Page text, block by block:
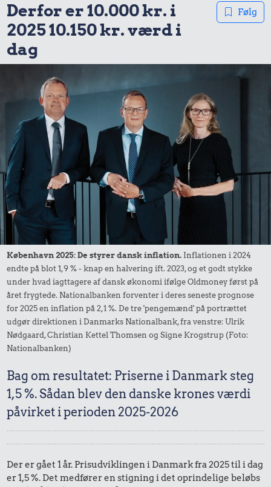
Derfor er 10.000 kr. i
2025 10.150 kr. værd i
dag
Følg
København 2025: De styrer dansk inflation. Inflationen i 2024
endte på blot 1,9 % - knap en halvering ift. 2023, og et godt stykke
under hvad iagttagere af dansk økonomi ifølge Oldmoney først på
året frygtede. Nationalbanken forventer i deres seneste prognose
for 2025 en inflation på 2,1 %. De tre 'pengemænd' på portrættet
udgør direktionen i Danmarks Nationalbank, fra venstre: Ulrik
Nødgaard, Christian Kettel Thomsen og Signe Krogstrup (Foto:
Nationalbanken)
Bag om resultatet: Priserne i Danmark steg
1,5 %. Sådan blev den danske krones værdi
påvirket i perioden 2025-2026
Der er gået 1 år. Prisudviklingen i Danmark fra 2025 til i dag
er 1,5 %. Det medfører en stigning i det oprindelige beløbs